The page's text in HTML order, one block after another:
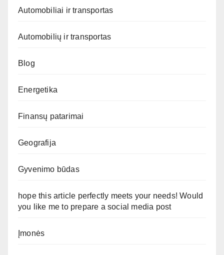
Automobiliai ir transportas
Automobilių ir transportas
Blog
Energetika
Finansų patarimai
Geografija
Gyvenimo būdas
hope this article perfectly meets your needs! Would
you like me to prepare a social media post
Įmonės